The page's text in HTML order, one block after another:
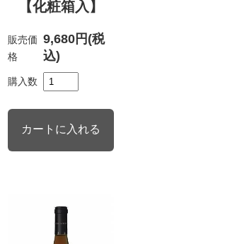
【化粧箱入】
販売価
格
9,680円(税
込)
購入数